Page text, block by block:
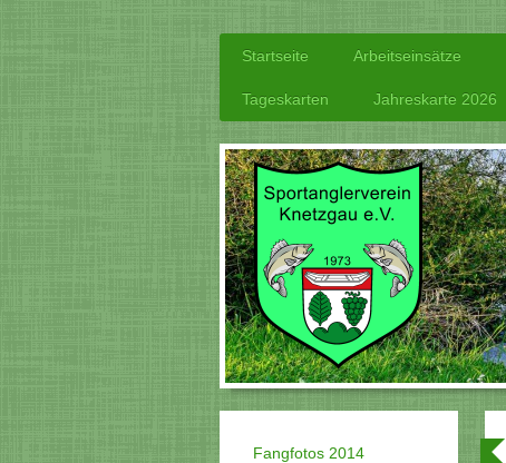
Startseite Arbeitseinsätze
Tageskarten Jahreskarte 2026
Fangfotos 2014